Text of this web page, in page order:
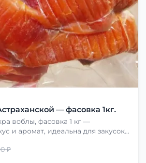
— фасовка 1кг.
воблы, фасовка 1 кг —
и аромат, идеальна для закусок
₽